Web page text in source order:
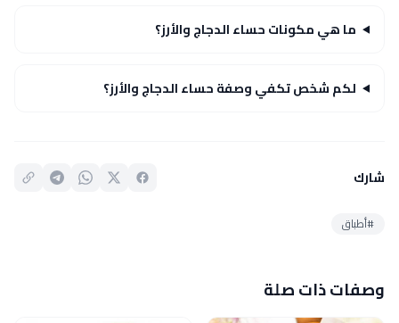
ما هي مكونات حساء الدجاج والأرز؟
لكم شخص تكفي وصفة حساء الدجاج والأرز؟
شارك
#أطباق
وصفات ذات صلة